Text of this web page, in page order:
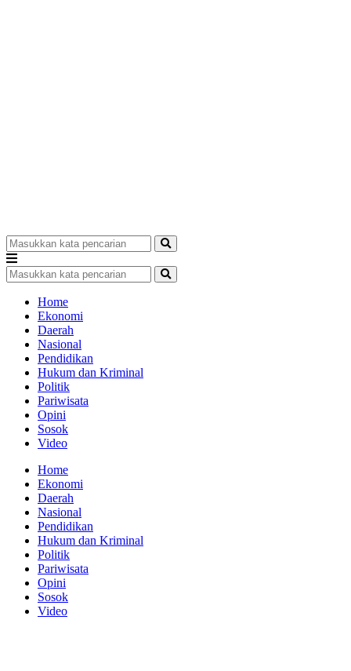
Home
Ekonomi
Daerah
Nasional
Pendidikan
Hukum dan Kriminal
Politik
Pariwisata
Opini
Sosok
Video
Home
Ekonomi
Daerah
Nasional
Pendidikan
Hukum dan Kriminal
Politik
Pariwisata
Opini
Sosok
Video